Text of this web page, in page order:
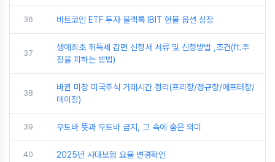
36 비트코인 ETF 투자 블랙록 IBIT 현물 옵션 상장
37
생애최초 취득세 감면 신청서 서류 및 신청방법 ,조건(ft.추
징을 피하는 방법)
38
바뀐 미장 미국주식 거래시간 정리(프리장/정규장/애프터장/
데이장)
39 무토바 뜻과 무토바 금지, 그 속에 숨은 의미
40 2025년 사대보험 요율 변경확인